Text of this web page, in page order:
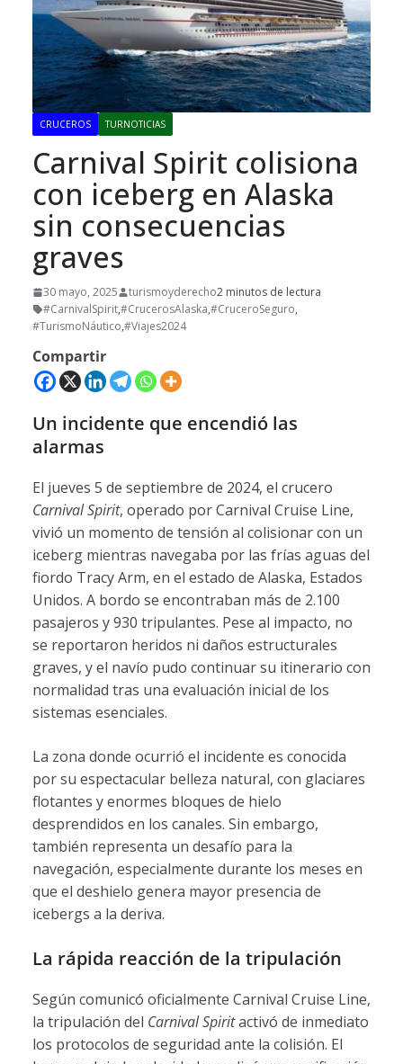
CRUCEROS TURNOTICIAS
Carnival Spirit colisiona
con iceberg en Alaska
sin consecuencias
graves
30 mayo, 2025 turismoyderecho2 minutos de lectura
#CarnivalSpirit,#CrucerosAlaska,#CruceroSeguro,
#TurismoNáutico,#Viajes2024
Compartir
Un incidente que encendió las
alarmas
El jueves 5 de septiembre de 2024, el crucero
Carnival Spirit, operado por Carnival Cruise Line,
vivió un momento de tensión al colisionar con un
iceberg mientras navegaba por las frías aguas del
fiordo Tracy Arm, en el estado de Alaska, Estados
Unidos. A bordo se encontraban más de 2.100
pasajeros y 930 tripulantes. Pese al impacto, no
se reportaron heridos ni daños estructurales
graves, y el navío pudo continuar su itinerario con
normalidad tras una evaluación inicial de los
sistemas esenciales.
La zona donde ocurrió el incidente es conocida
por su espectacular belleza natural, con glaciares
flotantes y enormes bloques de hielo
desprendidos en los canales. Sin embargo,
también representa un desafío para la
navegación, especialmente durante los meses en
que el deshielo genera mayor presencia de
icebergs a la deriva.
La rápida reacción de la tripulación
Según comunicó oficialmente Carnival Cruise Line,
la tripulación del Carnival Spiritactivó de inmediato
los protocolos de seguridad ante la colisión. El